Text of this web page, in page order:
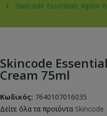
Skincode Essentials Alpine
Skincode
Cream 75ml
Κωδικός: 7640107016035
Δείτε όλα τα προϊόντα Skincode